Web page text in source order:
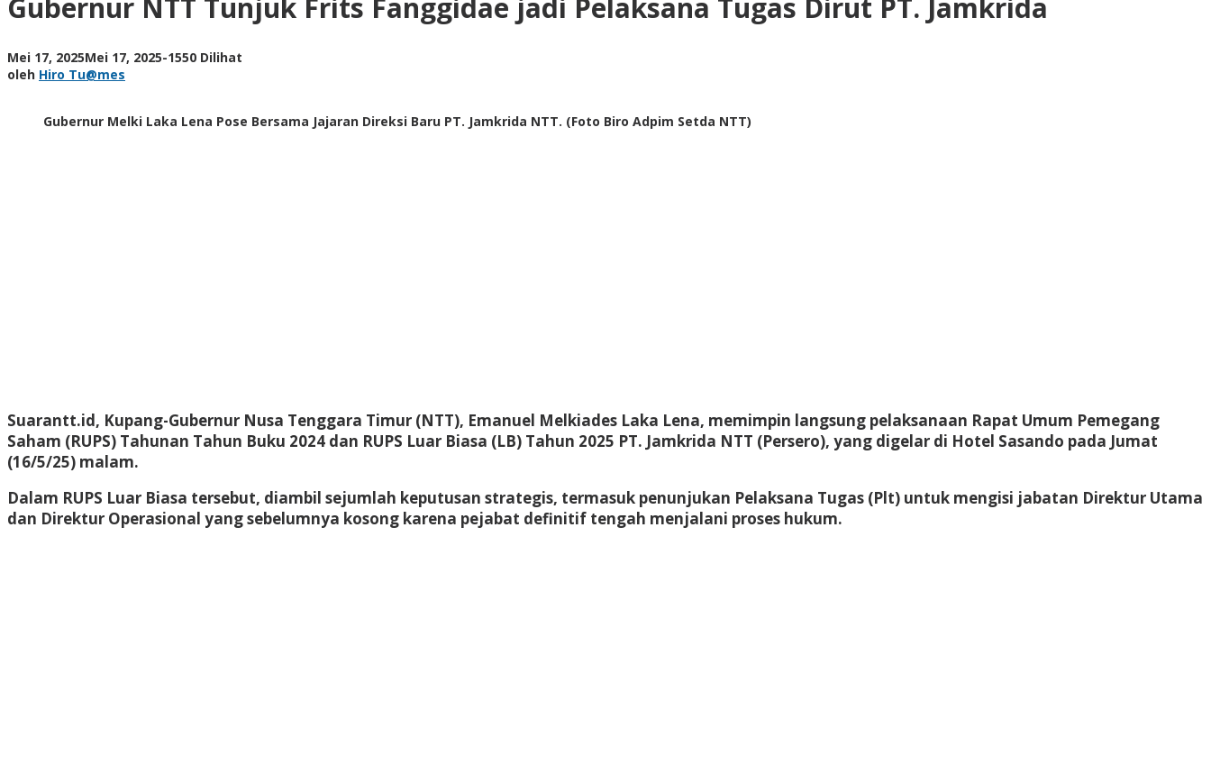
Fanggidae
Tugas
Gubernur NTT Tunjuk Frits Fanggidae jadi Pelaksana Tugas Dirut PT. Jamkrida
Mei 17, 2025Mei 17, 2025oleh
-1550 Dilihat
oleh Hiro Tu@mes
Gubernur Melki Laka Lena Pose Bersama Jajaran Direksi Baru PT. Jamkrida NTT. (Foto Biro Adpim Setda NTT)
Suarantt.id, Kupang-Gubernur Nusa Tenggara Timur (NTT), Emanuel Melkiades Laka Lena, memimpin langsung pelaksanaan Rapat Umum Pemegang
Saham (RUPS) Tahunan Tahun Buku 2024 dan RUPS Luar Biasa (LB) Tahun 2025 PT. Jamkrida NTT (Persero), yang digelar di Hotel Sasando pada Jumat
(16/5/25) malam.
Dalam RUPS Luar Biasa tersebut, diambil sejumlah keputusan strategis, termasuk penunjukan Pelaksana Tugas (Plt) untuk mengisi jabatan Direktur Utama
dan Direktur Operasional yang sebelumnya kosong karena pejabat definitif tengah menjalani proses hukum.